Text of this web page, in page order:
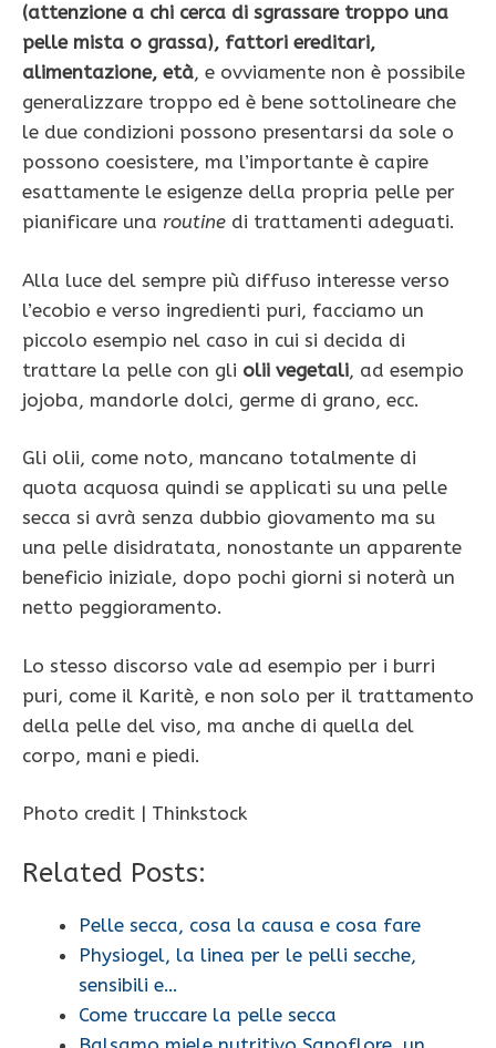
(attenzione a chi cerca di sgrassare troppo una
pelle mista o grassa), fattori ereditari,
alimentazione, età, e ovviamente non è possibile
generalizzare troppo ed è bene sottolineare che
le due condizioni possono presentarsi da sole o
possono coesistere, ma l’importante è capire
esattamente le esigenze della propria pelle per
pianificare una routine di trattamenti adeguati.
Alla luce del sempre più diffuso interesse verso
l’ecobio e verso ingredienti puri, facciamo un
piccolo esempio nel caso in cui si decida di
trattare la pelle con gli olii vegetali, ad esempio
jojoba, mandorle dolci, germe di grano, ecc.
Gli olii, come noto, mancano totalmente di
quota acquosa quindi se applicati su una pelle
secca si avrà senza dubbio giovamento ma su
una pelle disidratata, nonostante un apparente
beneficio iniziale, dopo pochi giorni si noterà un
netto peggioramento.
Lo stesso discorso vale ad esempio per i burri
puri, come il Karitè, e non solo per il trattamento
della pelle del viso, ma anche di quella del
corpo, mani e piedi.
Photo credit | Thinkstock
Related Posts:
Pelle secca, cosa la causa e cosa fare
Physiogel, la linea per le pelli secche,
sensibili e…
Come truccare la pelle secca